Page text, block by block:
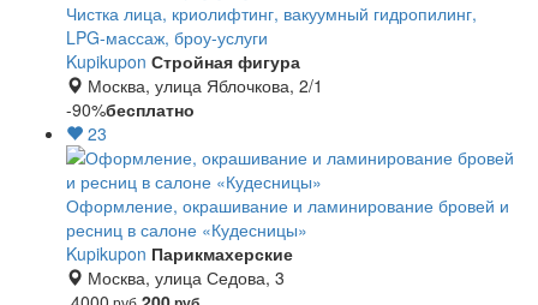
Чистка лица, криолифтинг, вакуумный гидропилинг,
LPG-массаж, броу-услуги
Kupikupon Стройная фигура
Москва, улица Яблочкова, 2/1
-90%бесплатно
23
Оформление, окрашивание и ламинирование бровей и
ресниц в салоне «Кудесницы»
Kupikupon Парикмахерские
Москва, улица Седова, 3